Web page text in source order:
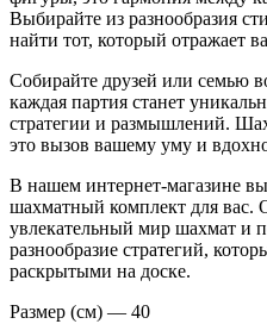
Выбирайте из разнообразия
найти тот, который отражает
Собирайте друзей или семью
каждая партия станет
стратегии и размышлений.
это вызов вашему уму и
В нашем интернет-магазине
шахматный комплект для вас.
увлекательный мир шахмат и
разнообразие стратегий,
раскрытыми на доске.
Размер (см) — 40